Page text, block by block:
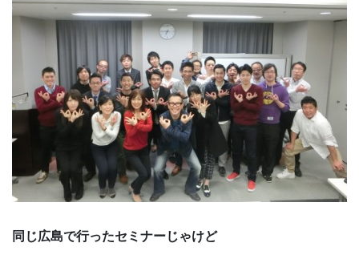
同じ広島で行ったセミナーじゃけど